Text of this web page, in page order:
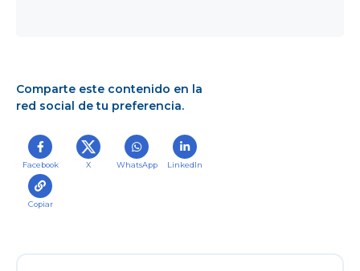
Comparte este contenido en la
red social de tu preferencia.
Facebook X WhatsApp LinkedIn
Copiar